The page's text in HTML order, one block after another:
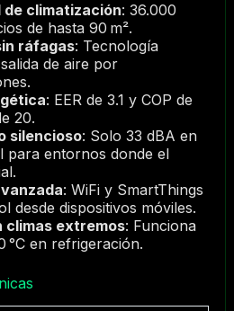
climatización: 36.000
de hasta 90 m².
ráfagas: Tecnología
de aire por
: EER de 3.1 y COP de
20.
silencioso: Solo 33 dBA en
para entornos donde el
: WiFi y SmartThings
desde dispositivos móviles.
climas extremos: Funciona
°C en refrigeración.